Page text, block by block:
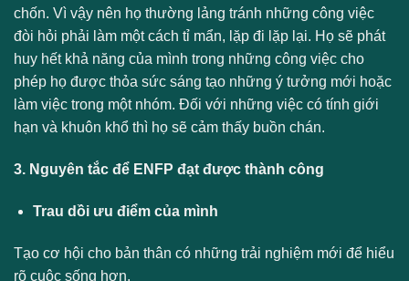
chốn. Vì vậy nên họ thường lảng tránh những công việc
đòi hỏi phải làm một cách tỉ mẩn, lặp đi lặp lại. Họ sẽ phát
huy hết khả năng của mình trong những công việc cho
phép họ được thỏa sức sáng tạo những ý tưởng mới hoặc
làm việc trong một nhóm. Đối với những việc có tính giới
hạn và khuôn khổ thì họ sẽ cảm thấy buồn chán.
3. Nguyên tắc để ENFP đạt được thành công
Trau dồi ưu điểm của mình
Tạo cơ hội cho bản thân có những trải nghiệm mới để hiểu
rõ cuộc sống hơn.